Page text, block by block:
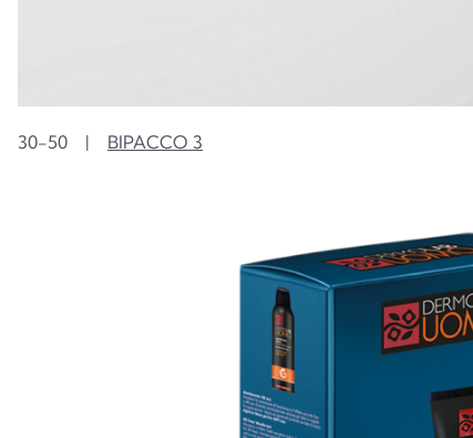
30-50 | BIPACCO 3